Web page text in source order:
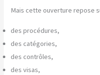
Mais cette ouverture repose
des procédures,
des catégories,
des contrôles,
des visas,